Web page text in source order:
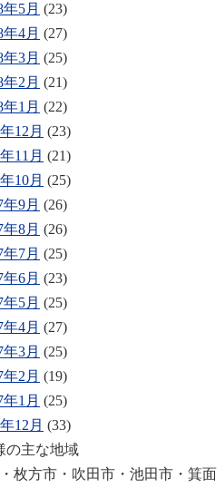
年5月 (23)
年4月 (27)
年3月 (25)
年2月 (21)
年1月 (22)
12月 (23)
11月 (21)
10月 (25)
年9月 (26)
年8月 (26)
年7月 (25)
年6月 (23)
年5月 (25)
年4月 (27)
年3月 (25)
年2月 (19)
年1月 (25)
12月 (33)
の主な地域
枚方市・吹田市・池田市・箕面